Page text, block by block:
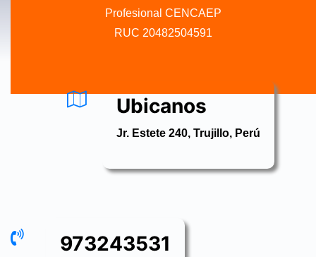
Profesional CENCAEP
RUC 20482504591
Ubicanos
Jr. Estete 240, Trujillo, Perú
973243531